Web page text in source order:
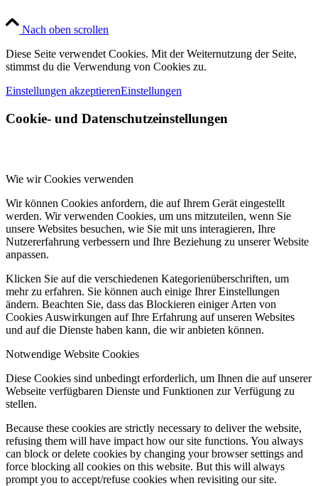
Nach oben scrollen
Diese Seite verwendet Cookies. Mit der Weiternutzung der Seite,
stimmst du die Verwendung von Cookies zu.
Einstellungen akzeptierenEinstellungen
Cookie- und Datenschutzeinstellungen
Wie wir Cookies verwenden
Wir können Cookies anfordern, die auf Ihrem Gerät eingestellt
werden. Wir verwenden Cookies, um uns mitzuteilen, wenn Sie
unsere Websites besuchen, wie Sie mit uns interagieren, Ihre
Nutzererfahrung verbessern und Ihre Beziehung zu unserer Website
anpassen.
Klicken Sie auf die verschiedenen Kategorienüberschriften, um
mehr zu erfahren. Sie können auch einige Ihrer Einstellungen
ändern. Beachten Sie, dass das Blockieren einiger Arten von
Cookies Auswirkungen auf Ihre Erfahrung auf unseren Websites
und auf die Dienste haben kann, die wir anbieten können.
Notwendige Website Cookies
Diese Cookies sind unbedingt erforderlich, um Ihnen die auf unserer
Webseite verfügbaren Dienste und Funktionen zur Verfügung zu
stellen.
Because these cookies are strictly necessary to deliver the website,
refusing them will have impact how our site functions. You always
can block or delete cookies by changing your browser settings and
force blocking all cookies on this website. But this will always
prompt you to accept/refuse cookies when revisiting our site.